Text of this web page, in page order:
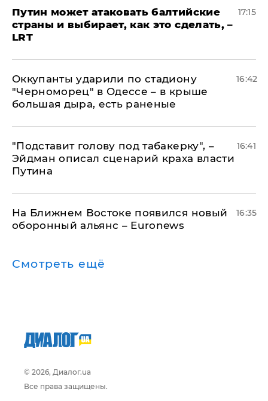
Путин может атаковать балтийские
страны и выбирает, как это сделать, –
LRT
17:15
Оккупанты ударили по стадиону
"Черноморец" в Одессе – в крыше
большая дыра, есть раненые
16:42
​"Подставит голову под табакерку", –
Эйдман описал сценарий краха власти
Путина
16:41
На Ближнем Востоке появился новый
оборонный альянс – Euronews
16:35
Смотреть ещё
© 2026, Диалог.ua
Все права защищены.